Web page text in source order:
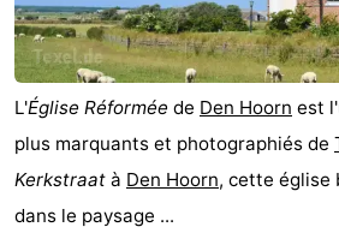
Plus
beaux
de
Passer
nuit
-
L'Église Réformée de Den Hoorn est
plus marquants et photographiés de
Kerkstraat à Den Hoorn, cette église
dans le paysage ...